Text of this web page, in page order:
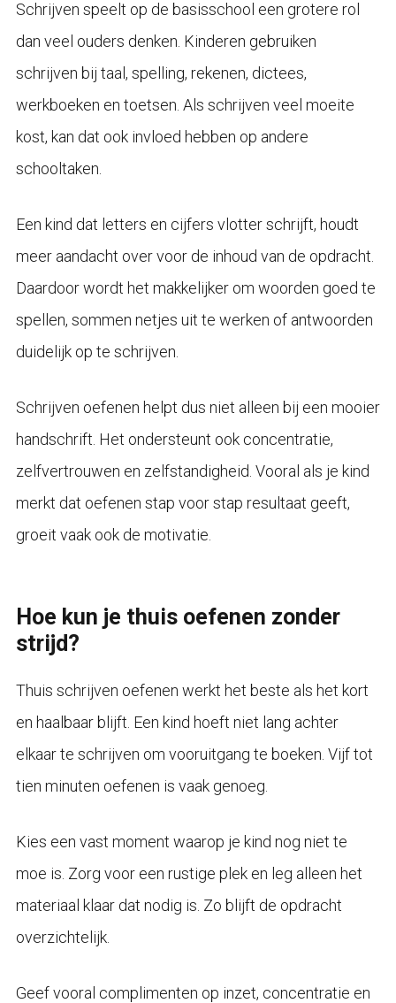
Schrijven speelt op de basisschool een grotere rol
dan veel ouders denken. Kinderen gebruiken
schrijven bij taal, spelling, rekenen, dictees,
werkboeken en toetsen. Als schrijven veel moeite
kost, kan dat ook invloed hebben op andere
schooltaken.
Een kind dat letters en cijfers vlotter schrijft, houdt
meer aandacht over voor de inhoud van de opdracht.
Daardoor wordt het makkelijker om woorden goed te
spellen, sommen netjes uit te werken of antwoorden
duidelijk op te schrijven.
Schrijven oefenen helpt dus niet alleen bij een mooier
handschrift. Het ondersteunt ook concentratie,
zelfvertrouwen en zelfstandigheid. Vooral als je kind
merkt dat oefenen stap voor stap resultaat geeft,
groeit vaak ook de motivatie.
Hoe kun je thuis oefenen zonder
strijd?
Thuis schrijven oefenen werkt het beste als het kort
en haalbaar blijft. Een kind hoeft niet lang achter
elkaar te schrijven om vooruitgang te boeken. Vijf tot
tien minuten oefenen is vaak genoeg.
Kies een vast moment waarop je kind nog niet te
moe is. Zorg voor een rustige plek en leg alleen het
materiaal klaar dat nodig is. Zo blijft de opdracht
overzichtelijk.
Geef vooral complimenten op inzet, concentratie en